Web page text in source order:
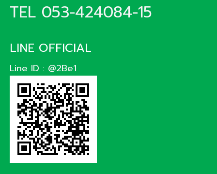
TEL 053-424084-15
LINE OFFICIAL
Line ID : @2Be1